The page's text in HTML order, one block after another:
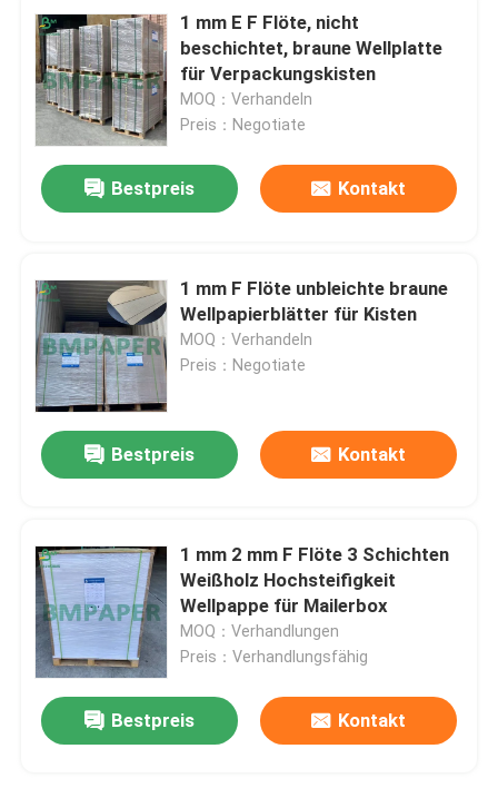
Wellpappen-Blätter
Klebendes Aufkleber-Papier
MG-Kraftpapier
Zeitungspapier-Papier-Rolle
1 mm E F Flöte, nicht
beschichtet, braune Wellplatte
für Verpackungskisten
MOQ：Verhandeln
Preis：Negotiate
Bestpreis Kontakt
1 mm F Flöte unbleichte braune
Wellpapierblätter für Kisten
MOQ：Verhandeln
Preis：Negotiate
Bestpreis Kontakt
1 mm 2 mm F Flöte 3 Schichten
Weißholz Hochsteifigkeit
Wellpappe für Mailerbox
MOQ：Verhandlungen
Preis：Verhandlungsfähig
Bestpreis Kontakt